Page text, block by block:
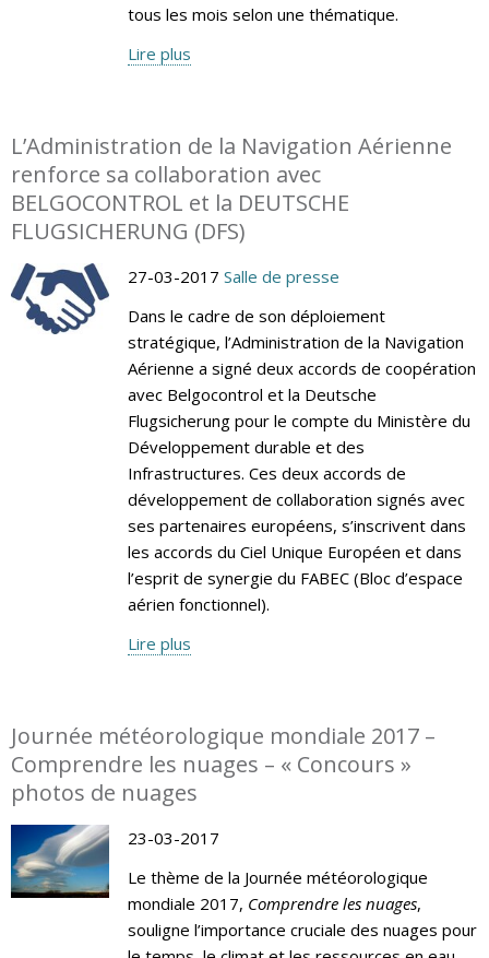
tous les mois selon une thématique.
Lire plus
L’Administration de la Navigation Aérienne
renforce sa collaboration avec
BELGOCONTROL et la DEUTSCHE
FLUGSICHERUNG (DFS)
27-03-2017 Salle de presse
Dans le cadre de son déploiement
stratégique, l’Administration de la Navigation
Aérienne a signé deux accords de coopération
avec Belgocontrol et la Deutsche
Flugsicherung pour le compte du Ministère du
Développement durable et des
Infrastructures. Ces deux accords de
développement de collaboration signés avec
ses partenaires européens, s’inscrivent dans
les accords du Ciel Unique Européen et dans
l’esprit de synergie du FABEC (Bloc d’espace
aérien fonctionnel).
Lire plus
Journée météorologique mondiale 2017 –
Comprendre les nuages – « Concours »
photos de nuages
23-03-2017
Le thème de la Journée météorologique
mondiale 2017, Comprendre les nuages,
souligne l’importance cruciale des nuages pour